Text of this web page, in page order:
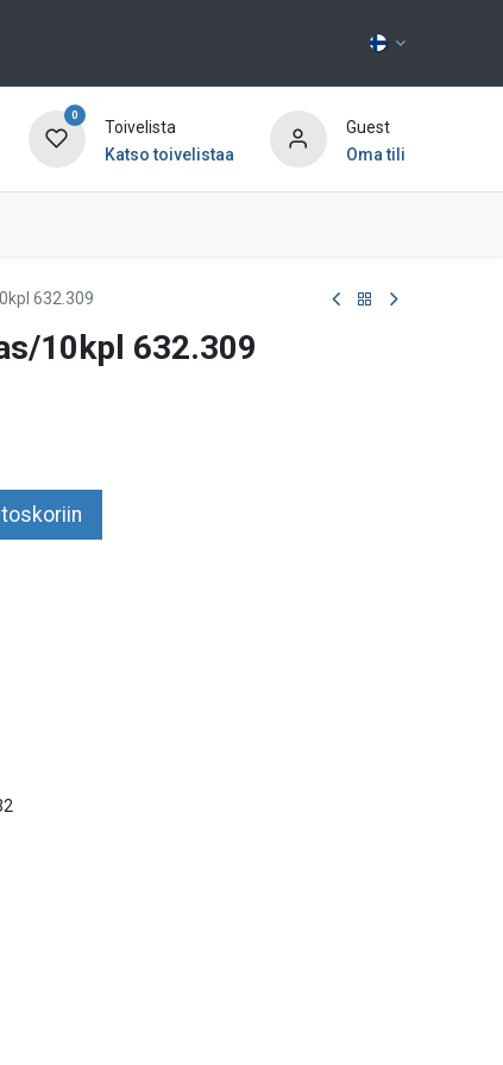
0
Toivelista
Katso toivelistaa
Guest
Oma tili
632.309
10kpl 632.309